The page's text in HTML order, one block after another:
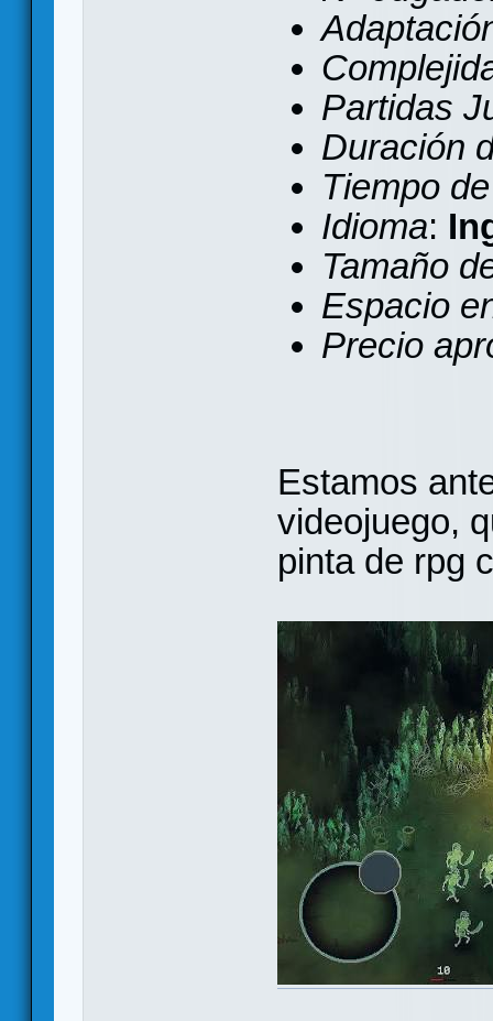
Partidas
Duración
Tiempo
Idioma:
Tamaño
Espacio
Precio
Estamos
videojuego,
pinta de rpg